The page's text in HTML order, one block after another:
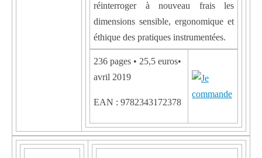
réinterroger à nouveau frais les
dimensions sensible, ergonomique et
éthique des pratiques instrumentées.
236 pages • 25,5 euros•
avril 2019
EAN : 9782343172378